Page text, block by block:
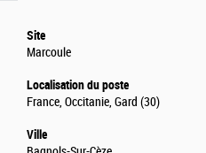
Site
Marcoule
Localisation du poste
France, Occitanie, Gard (30)
Ville